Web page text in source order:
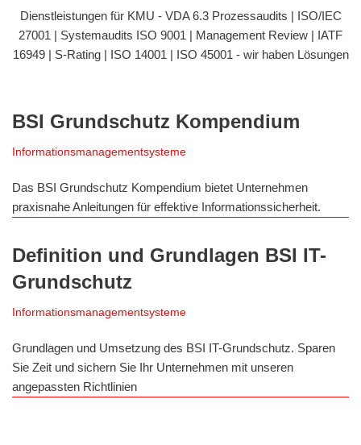
Dienstleistungen für KMU - VDA 6.3 Prozessaudits | ISO/IEC
27001 | Systemaudits ISO 9001 | Management Review | IATF
16949 | S-Rating | ISO 14001 | ISO 45001 - wir haben Lösungen
BSI Grundschutz Kompendium
Informationsmanagementsysteme
Das BSI Grundschutz Kompendium bietet Unternehmen
praxisnahe Anleitungen für effektive Informationssicherheit.
Definition und Grundlagen BSI IT-
Grundschutz
Informationsmanagementsysteme
Grundlagen und Umsetzung des BSI IT-Grundschutz. Sparen
Sie Zeit und sichern Sie Ihr Unternehmen mit unseren
angepassten Richtlinien